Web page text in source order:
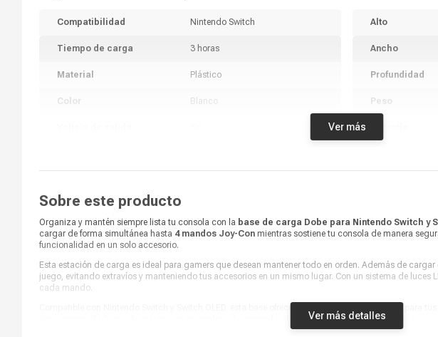
Compatibilidad Nintendo Switch
Tiempo de carga 3 horas
Material Plástico
Color Blanco
Marca Dobe
Alto
Ancho
Profundidad
Peso
Ver más
Sobre este producto
Organiza y mantén siempre lista tu consola con la base de carga Dobe para Nintendo Switch y
cargar de forma simultánea hasta 4 mandos Joy-Con mientras sostiene tu consola de manera
funcionalidad en un solo accesorio.
Esta estación de carga es ideal para gamers que desean mantener todo en orden. Además de
juego, evitando extravíos y manteniendo tus accesorios en un mismo lugar. Con un sistema de luces
cada mando.
únicamente la base de carga, no se incluye la consola ni los mandos Joy-Con. Una
Ver más detalles